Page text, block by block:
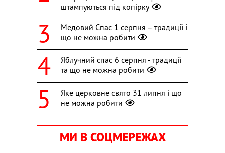
штампуються під копірку
Медовий Спас 1 серпня – традиції і
що не можна робити
Яблучний спас 6 серпня - традиції
та що не можна робити
Яке церковне свято 31 липня і що
не можна робити
МИ В СОЦМЕРЕЖАХ